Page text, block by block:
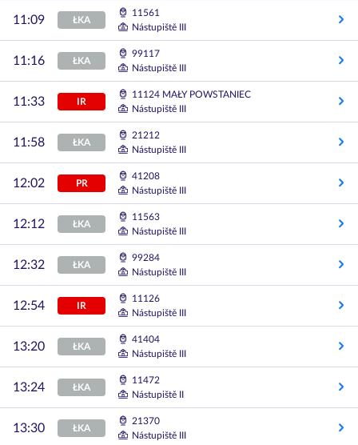
11:09 ŁKA
11561
Nástupiště III
11:16 ŁKA
99117
Nástupiště III
11:33 IR
11124 MAŁY POWSTANIEC
Nástupiště III
11:58 ŁKA
21212
Nástupiště III
12:02 PR
41208
Nástupiště III
12:12 ŁKA
11563
Nástupiště III
12:32 ŁKA
99284
Nástupiště III
12:54 IR
11126
Nástupiště III
13:20 ŁKA
41404
Nástupiště III
13:24 ŁKA
11472
Nástupiště II
13:30 ŁKA
21370
Nástupiště III